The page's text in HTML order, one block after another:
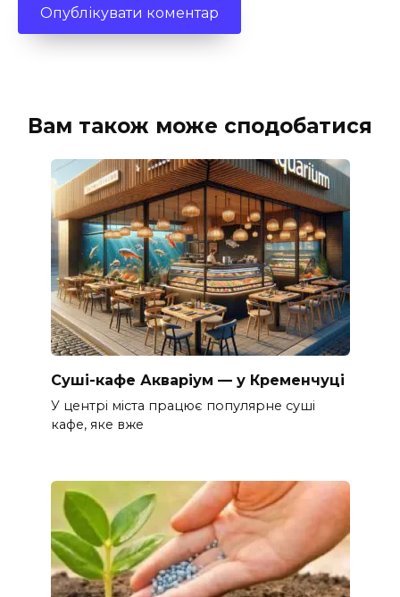
Вам також може сподобатися
Суші-кафе Акваріум — у Кременчуці
У центрі міста працює популярне суші
кафе, яке вже